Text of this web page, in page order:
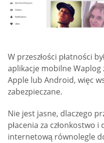
W przeszłości płatności
aplikacje mobilne
Apple lub Android, więc
zabezpieczane.
Nie jest jasne, dlaczego
płacenia za członkostwo
internetową równolegle